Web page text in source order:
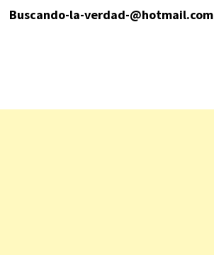
Buscando-la-verdad-@hotmail.com